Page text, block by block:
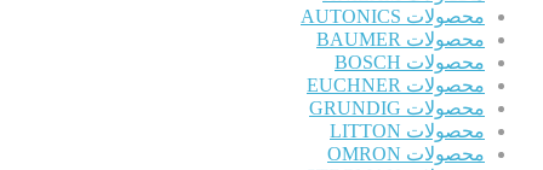
محصولات AUTONICS
محصولات BAUMER
محصولات BOSCH
محصولات EUCHNER
محصولات GRUNDIG
محصولات LITTON
محصولات OMRON